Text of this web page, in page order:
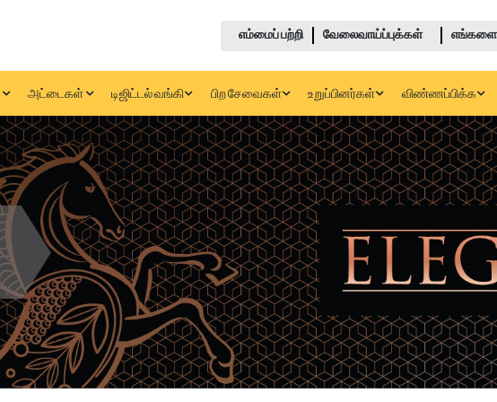
எம்மைப் பற்றி வேலைவாய்ப்புக்கள் எங்களை
அட்டைகள் டிஜிட்டல் வங்கி பிற சேவைகள் உறுப்பினர்கள் விண்ணப்பிக்க